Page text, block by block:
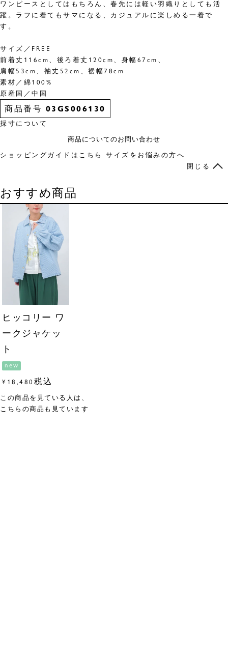
ワンピースとしてはもちろん、春先には軽い羽織りとしても活
躍。ラフに着てもサマになる、カジュアルに楽しめる一着で
す。
サイズ／FREE
前着丈116cm、後ろ着丈120cm、身幅67cm、
肩幅53cm、袖丈52cm、裾幅78cm
素材／綿100%
原産国／中国
商品番号 03GS006130
採寸について
商品についてのお問い合わせ
ショッピングガイドはこちら
サイズをお悩みの方へ
閉じる
おすすめ商品
ヒッコリー ワ
ークジャケッ
ト
new
¥ 18,480 税込
この商品を見ている人は、
こちらの商品も見ています